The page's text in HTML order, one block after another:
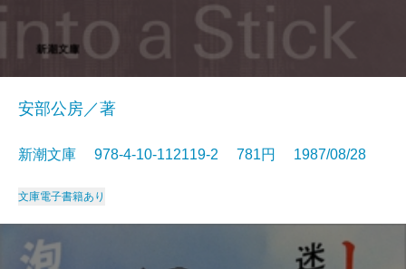
安部公房／著
新潮文庫 978-4-10-112119-2 781円 1987/08/28
文庫電子書籍あり